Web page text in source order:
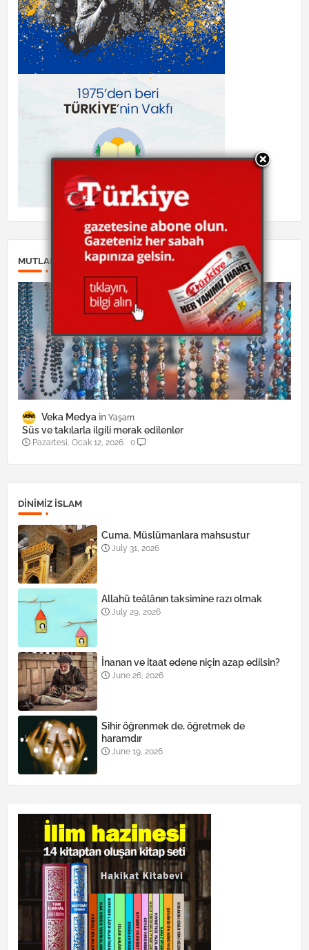
MUTLAKA OKUYUN:
Veka Medya Yaşam
Süs ve takılarla ilgili merak edilenler
Pazartesi, Ocak 12, 2026 0
DINIMIZ ISLAM
Cuma, Müslümanlara mahsustur
July 31, 2026
Allahü teâlânın taksimine razı olmak
July 29, 2026
İnanan ve itaat edene niçin azap edilsin?
June 26, 2026
Sihir öğrenmek de, öğretmek de
haramdır
June 19, 2026